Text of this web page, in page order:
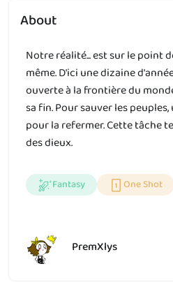
About
Notre réalité... est sur le point
même. D'ici une dizaine
ouverte à la frontière du
sa fin. Pour sauver les
pour la refermer. Cette tâche
des dieux.
Fantasy One Shot
PremXlys